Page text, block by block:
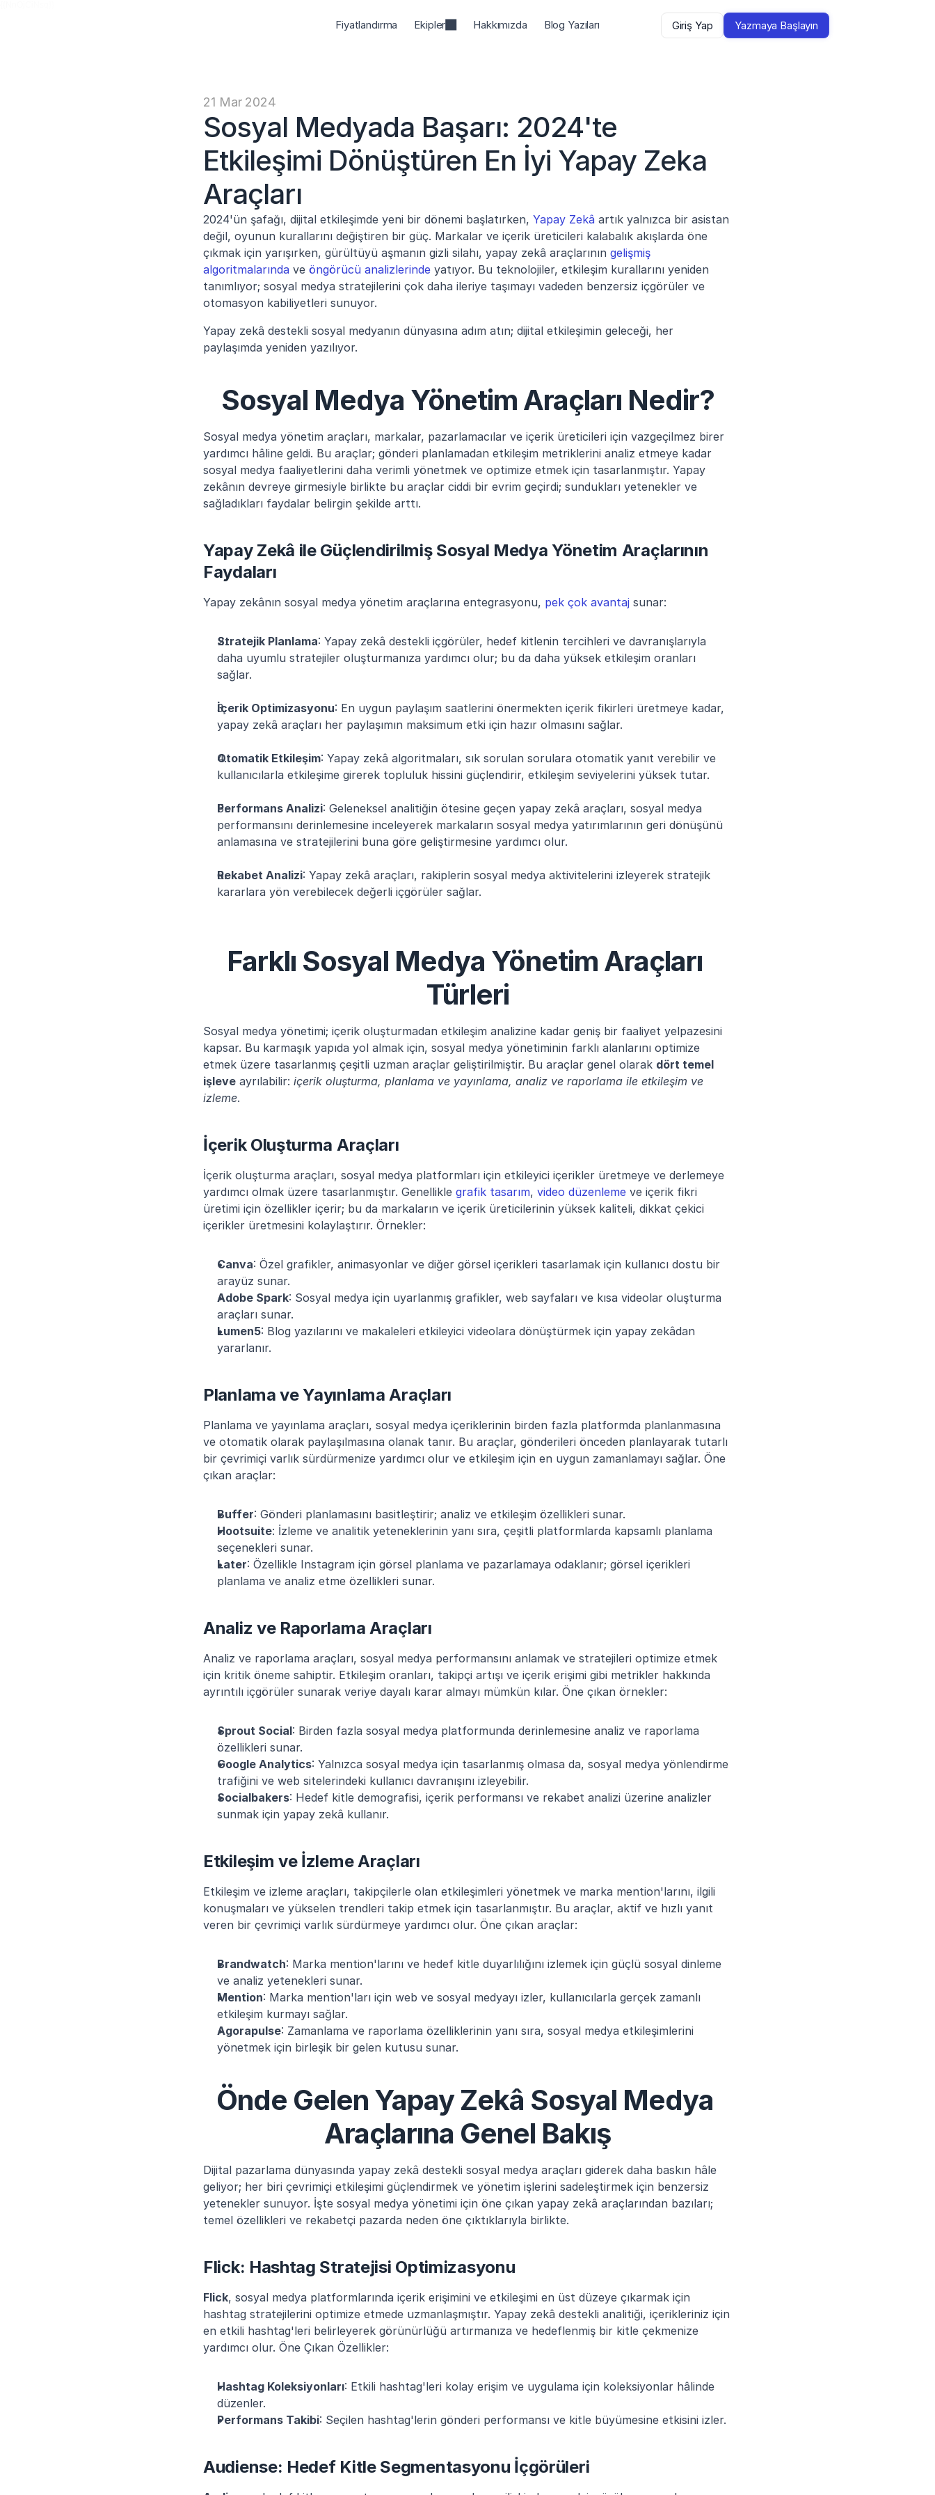
21 Mar 2024
Sosyal Medyada Başarı: 2024'te
Etkileşimi Dönüştüren En İyi Yapay Zeka
Araçları
2024'ün şafağı, dijital etkileşimde yeni bir dönemi başlatırken, Yapay Zekâ artık yalnızca bir asistan
değil, oyunun kurallarını değiştiren bir güç. Markalar ve içerik üreticileri kalabalık akışlarda öne
çıkmak için yarışırken, gürültüyü aşmanın gizli silahı, yapay zekâ araçlarının gelişmiş
algoritmalarında ve öngörücü analizlerinde yatıyor. Bu teknolojiler, etkileşim kurallarını yeniden
tanımlıyor; sosyal medya stratejilerini çok daha ileriye taşımayı vadeden benzersiz içgörüler ve
otomasyon kabiliyetleri sunuyor.
Yapay zekâ destekli sosyal medyanın dünyasına adım atın; dijital etkileşimin geleceği, her
paylaşımda yeniden yazılıyor.
Sosyal Medya Yönetim Araçları Nedir?
Sosyal medya yönetim araçları, markalar, pazarlamacılar ve içerik üreticileri için vazgeçilmez birer
yardımcı hâline geldi. Bu araçlar; gönderi planlamadan etkileşim metriklerini analiz etmeye kadar
sosyal medya faaliyetlerini daha verimli yönetmek ve optimize etmek için tasarlanmıştır. Yapay
zekânın devreye girmesiyle birlikte bu araçlar ciddi bir evrim geçirdi; sundukları yetenekler ve
sağladıkları faydalar belirgin şekilde arttı.
Yapay Zekâ ile Güçlendirilmiş Sosyal Medya Yönetim Araçlarının
Faydaları
Yapay zekânın sosyal medya yönetim araçlarına entegrasyonu, pek çok avantaj sunar:
Stratejik Planlama: Yapay zekâ destekli içgörüler, hedef kitlenin tercihleri ve davranışlarıyla
daha uyumlu stratejiler oluşturmanıza yardımcı olur; bu da daha yüksek etkileşim oranları
sağlar.
İçerik Optimizasyonu: En uygun paylaşım saatlerini önermekten içerik fikirleri üretmeye kadar,
yapay zekâ araçları her paylaşımın maksimum etki için hazır olmasını sağlar.
Otomatik Etkileşim: Yapay zekâ algoritmaları, sık sorulan sorulara otomatik yanıt verebilir ve
kullanıcılarla etkileşime girerek topluluk hissini güçlendirir, etkileşim seviyelerini yüksek tutar.
Performans Analizi: Geleneksel analitiğin ötesine geçen yapay zekâ araçları, sosyal medya
performansını derinlemesine inceleyerek markaların sosyal medya yatırımlarının geri dönüşünü
anlamasına ve stratejilerini buna göre geliştirmesine yardımcı olur.
Rekabet Analizi: Yapay zekâ araçları, rakiplerin sosyal medya aktivitelerini izleyerek stratejik
kararlara yön verebilecek değerli içgörüler sağlar.
Farklı Sosyal Medya Yönetim Araçları
Türleri
Sosyal medya yönetimi; içerik oluşturmadan etkileşim analizine kadar geniş bir faaliyet yelpazesini
kapsar. Bu karmaşık yapıda yol almak için, sosyal medya yönetiminin farklı alanlarını optimize
etmek üzere tasarlanmış çeşitli uzman araçlar geliştirilmiştir. Bu araçlar genel olarak dört temel
işleve ayrılabilir: içerik oluşturma, planlama ve yayınlama, analiz ve raporlama ile etkileşim ve
izleme.
İçerik Oluşturma Araçları
İçerik oluşturma araçları, sosyal medya platformları için etkileyici içerikler üretmeye ve derlemeye
yardımcı olmak üzere tasarlanmıştır. Genellikle grafik tasarım, video düzenleme ve içerik fikri
üretimi için özellikler içerir; bu da markaların ve içerik üreticilerinin yüksek kaliteli, dikkat çekici
içerikler üretmesini kolaylaştırır. Örnekler:
Canva: Özel grafikler, animasyonlar ve diğer görsel içerikleri tasarlamak için kullanıcı dostu bir
arayüz sunar.
Adobe Spark: Sosyal medya için uyarlanmış grafikler, web sayfaları ve kısa videolar oluşturma
araçları sunar.
Lumen5: Blog yazılarını ve makaleleri etkileyici videolara dönüştürmek için yapay zekâdan
yararlanır.
Planlama ve Yayınlama Araçları
Planlama ve yayınlama araçları, sosyal medya içeriklerinin birden fazla platformda planlanmasına
ve otomatik olarak paylaşılmasına olanak tanır. Bu araçlar, gönderileri önceden planlayarak tutarlı
bir çevrimiçi varlık sürdürmenize yardımcı olur ve etkileşim için en uygun zamanlamayı sağlar. Öne
çıkan araçlar:
Buffer: Gönderi planlamasını basitleştirir; analiz ve etkileşim özellikleri sunar.
Hootsuite: İzleme ve analitik yeteneklerinin yanı sıra, çeşitli platformlarda kapsamlı planlama
seçenekleri sunar.
Later: Özellikle Instagram için görsel planlama ve pazarlamaya odaklanır; görsel içerikleri
planlama ve analiz etme özellikleri sunar.
Analiz ve Raporlama Araçları
Analiz ve raporlama araçları, sosyal medya performansını anlamak ve stratejileri optimize etmek
için kritik öneme sahiptir. Etkileşim oranları, takipçi artışı ve içerik erişimi gibi metrikler hakkında
ayrıntılı içgörüler sunarak veriye dayalı karar almayı mümkün kılar. Öne çıkan örnekler:
Sprout Social: Birden fazla sosyal medya platformunda derinlemesine analiz ve raporlama
özellikleri sunar.
Google Analytics: Yalnızca sosyal medya için tasarlanmış olmasa da, sosyal medya yönlendirme
trafiğini ve web sitelerindeki kullanıcı davranışını izleyebilir.
Socialbakers: Hedef kitle demografisi, içerik performansı ve rekabet analizi üzerine analizler
sunmak için yapay zekâ kullanır.
Etkileşim ve İzleme Araçları
Etkileşim ve izleme araçları, takipçilerle olan etkileşimleri yönetmek ve marka mention'larını, ilgili
konuşmaları ve yükselen trendleri takip etmek için tasarlanmıştır. Bu araçlar, aktif ve hızlı yanıt
veren bir çevrimiçi varlık sürdürmeye yardımcı olur. Öne çıkan araçlar:
Brandwatch: Marka mention'larını ve hedef kitle duyarlılığını izlemek için güçlü sosyal dinleme
ve analiz yetenekleri sunar.
Mention: Marka mention'ları için web ve sosyal medyayı izler, kullanıcılarla gerçek zamanlı
etkileşim kurmayı sağlar.
Agorapulse: Zamanlama ve raporlama özelliklerinin yanı sıra, sosyal medya etkileşimlerini
yönetmek için birleşik bir gelen kutusu sunar.
Önde Gelen Yapay Zekâ Sosyal Medya
Araçlarına Genel Bakış
Dijital pazarlama dünyasında yapay zekâ destekli sosyal medya araçları giderek daha baskın hâle
geliyor; her biri çevrimiçi etkileşimi güçlendirmek ve yönetim işlerini sadeleştirmek için benzersiz
yetenekler sunuyor. İşte sosyal medya yönetimi için öne çıkan yapay zekâ araçlarından bazıları;
temel özellikleri ve rekabetçi pazarda neden öne çıktıklarıyla birlikte.
Flick: Hashtag Stratejisi Optimizasyonu
Flick, sosyal medya platformlarında içerik erişimini ve etkileşimi en üst düzeye çıkarmak için
hashtag stratejilerini optimize etmede uzmanlaşmıştır. Yapay zekâ destekli analitiği, içerikleriniz için
en etkili hashtag'leri belirleyerek görünürlüğü artırmanıza ve hedeflenmiş bir kitle çekmenize
yardımcı olur. Öne Çıkan Özellikler:
Hashtag Koleksiyonları: Etkili hashtag'leri kolay erişim ve uygulama için koleksiyonlar hâlinde
düzenler.
Performans Takibi: Seçilen hashtag'lerin gönderi performansı ve kitle büyümesine etkisini izler.
Audiense: Hedef Kitle Segmentasyonu İçgörüleri
Fiyatlandırma Ekipler Hakkımızda Blog Yazıları Giriş Yap Yazmaya Başlayın